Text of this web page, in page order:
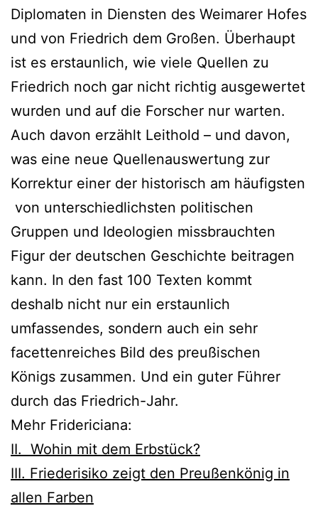
Diplomaten in Diensten des Weimarer Hofes
und von Friedrich dem Großen. Überhaupt
ist es erstaunlich, wie viele Quellen zu
Friedrich noch gar nicht richtig ausgewertet
wurden und auf die Forscher nur warten.
Auch davon erzählt Leithold – und davon,
was eine neue Quellenauswertung zur
Korrektur einer der historisch am häufigsten
von unterschiedlichsten politischen
Gruppen und Ideologien missbrauchten
Figur der deutschen Geschichte beitragen
kann. In den fast 100 Texten kommt
deshalb nicht nur ein erstaunlich
umfassendes, sondern auch ein sehr
facettenreiches Bild des preußischen
Königs zusammen. Und ein guter Führer
durch das Friedrich-Jahr.
Mehr Fridericiana:
II. Wohin mit dem Erbstück?
III. Friederisiko zeigt den Preußenkönig in
allen Farben